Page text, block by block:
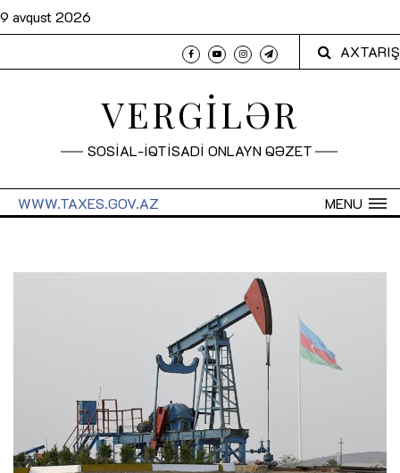
9 avqust 2026
AXTARIŞ
VERGİLƏR
SOSİAL-İQTİSADİ ONLAYN QƏZET
MENU
WWW.TAXES.GOV.AZ